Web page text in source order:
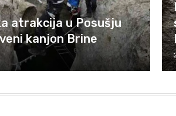
atrakcija u Posušju
kanjon Brine